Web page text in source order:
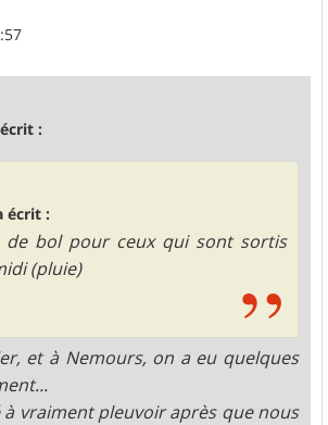
:
écrit :
de bol pour ceux qui sont sortis
(pluie)
et à Nemours, on a eu quelques
à vraiment pleuvoir après que nous